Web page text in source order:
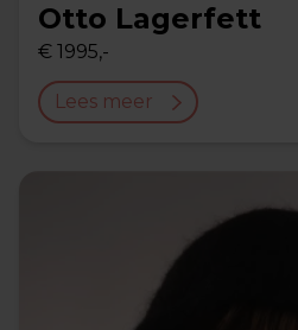
Otto Lagerfett
€ 1995,-
Lees meer